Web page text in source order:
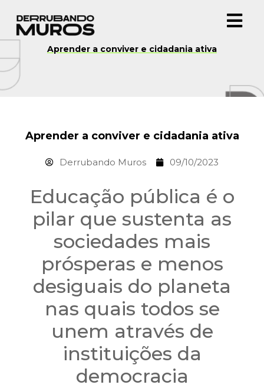
Aprender a conviver e cidadania ativa
Aprender a conviver e cidadania ativa
Derrubando Muros 09/10/2023
Educação pública é o
pilar que sustenta as
sociedades mais
prósperas e menos
desiguais do planeta
nas quais todos se
unem através de
instituições da
democracia